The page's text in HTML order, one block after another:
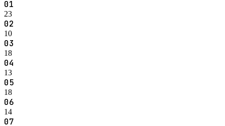
01
23
02
10
03
18
04
13
05
18
06
14
07